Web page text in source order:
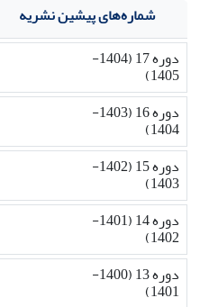
شماره‌های پیشین نشریه
دوره 17 (1404-
1405)
دوره 16 (1403-
1404)
دوره 15 (1402-
1403)
دوره 14 (1401-
1402)
دوره 13 (1400-
1401)